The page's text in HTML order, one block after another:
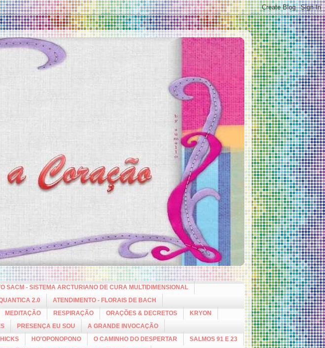
SACM - SISTEMA ARCTURIANO DE CURA MULTIDIMENSIONAL
2.0
ATENDIMENTO - FLORAIS DE BACH
MEDITAÇÃO RESPIRAÇÃO ORAÇÕES & DECRETOS
KRYON
PRESENÇA EU SOU
A GRANDE INVOCAÇÃO
HO'OPONOPONO O CAMINHO DO DESPERTAR
SALMOS 91 E 23